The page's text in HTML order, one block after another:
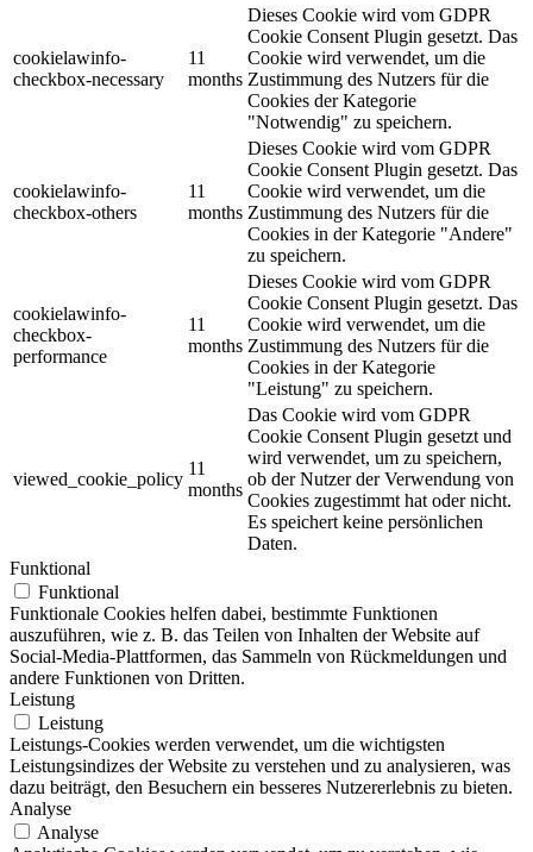
cookielawinfo-
checkbox-necessary
11
months
Dieses Cookie wird vom GDPR
Cookie Consent Plugin gesetzt. Das
Cookie wird verwendet, um die
Zustimmung des Nutzers für die
Cookies der Kategorie
"Notwendig" zu speichern.
cookielawinfo-
checkbox-others
11
months
Dieses Cookie wird vom GDPR
Cookie Consent Plugin gesetzt. Das
Cookie wird verwendet, um die
Zustimmung des Nutzers für die
Cookies in der Kategorie "Andere"
zu speichern.
cookielawinfo-
checkbox-
performance
11
months
Dieses Cookie wird vom GDPR
Cookie Consent Plugin gesetzt. Das
Cookie wird verwendet, um die
Zustimmung des Nutzers für die
Cookies in der Kategorie
"Leistung" zu speichern.
viewed_cookie_policy
11
months
Das Cookie wird vom GDPR
Cookie Consent Plugin gesetzt und
wird verwendet, um zu speichern,
ob der Nutzer der Verwendung von
Cookies zugestimmt hat oder nicht.
Es speichert keine persönlichen
Daten.
Funktional
Funktional
Funktionale Cookies helfen dabei, bestimmte Funktionen
auszuführen, wie z. B. das Teilen von Inhalten der Website auf
Social-Media-Plattformen, das Sammeln von Rückmeldungen und
andere Funktionen von Dritten.
Leistung
Leistung
Leistungs-Cookies werden verwendet, um die wichtigsten
Leistungsindizes der Website zu verstehen und zu analysieren, was
dazu beiträgt, den Besuchern ein besseres Nutzererlebnis zu bieten.
Analyse
Analyse